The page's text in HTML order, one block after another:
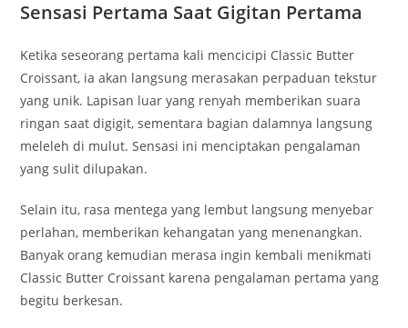
Sensasi Pertama Saat Gigitan Pertama
Ketika seseorang pertama kali mencicipi Classic Butter
Croissant, ia akan langsung merasakan perpaduan tekstur
yang unik. Lapisan luar yang renyah memberikan suara
ringan saat digigit, sementara bagian dalamnya langsung
meleleh di mulut. Sensasi ini menciptakan pengalaman
yang sulit dilupakan.
Selain itu, rasa mentega yang lembut langsung menyebar
perlahan, memberikan kehangatan yang menenangkan.
Banyak orang kemudian merasa ingin kembali menikmati
Classic Butter Croissant karena pengalaman pertama yang
begitu berkesan.